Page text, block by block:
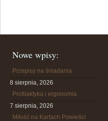
Nowe wpisy:
Przepisy na śniadania
8 sierpnia, 2026
Profilaktyka i ergonomia
7 sierpnia, 2026
Miłość na Kartach Powieści